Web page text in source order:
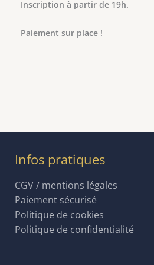
Inscription à partir de 19h.
Paiement sur place !
Infos pratiques
CGV / mentions légales
Paiement sécurisé
Politique de cookies
Politique de confidentialité